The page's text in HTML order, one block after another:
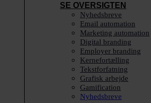
SE OVERSIGTEN
Nyhedsbreve
Email automation
Marketing automation
Digital branding
Employer branding
Kernefortælling
Tekstforfatning
Grafisk arbejde
Gamification
Nyhedsbreve